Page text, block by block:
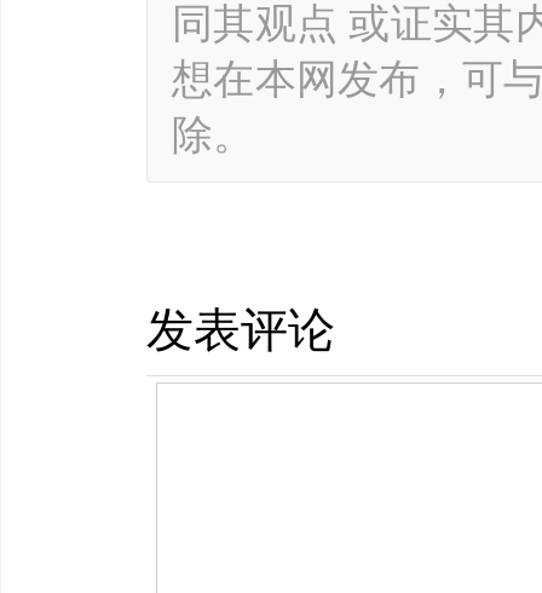
同其观点 或证实其
想在本网发布，可
除。
发表评论